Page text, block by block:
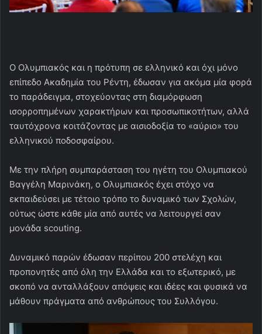
Ο Ολυμπιακός και η πρότυπη σε ελληνικό και όχι μόνο
επίπεδο Ακαδημία του Ρέντη, έδωσαν για ακόμα μία φορά
το παράδειγμα, στοχεύοντας στη διαμόρφωση
ισορροπημένων χαρακτήρων και προσωπικοτήτων, αλλά
ταυτόχρονα κοιτάζοντας με αισιοδοξία το «αύριο» του
ελληνικού ποδοσφαίρου.
Με την πλήρη συμπαράσταση του ηγέτη του Ολυμπιακού
Βαγγέλη Μαρινάκη, ο Ολυμπιακός έχει στόχο να
εκπαιδεύσει με τέτοιο τρόπο το δυναμικό των Σχολών,
ούτως ώστε κάθε μία από αυτές να λειτουργεί σαν
μονάδα scouting.
Δυναμικό παρών έδωσαν περίπου 200 στελέχη και
προπονητές από όλη την Ελλάδα και το εξωτερικό, με
σκοπό να ανταλλάξουν απόψεις και ιδέες και φυσικά να
μάθουν πράγματα από ανθρώπους του Συλλόγου.